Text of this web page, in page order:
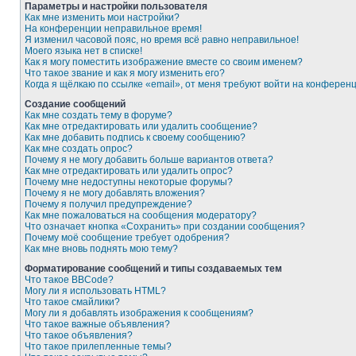
Параметры и настройки пользователя
Как мне изменить мои настройки?
На конференции неправильное время!
Я изменил часовой пояс, но время всё равно неправильное!
Моего языка нет в списке!
Как я могу поместить изображение вместе со своим именем?
Что такое звание и как я могу изменить его?
Когда я щёлкаю по ссылке «email», от меня требуют войти на
Создание сообщений
Как мне создать тему в форуме?
Как мне отредактировать или удалить сообщение?
Как мне добавить подпись к своему сообщению?
Как мне создать опрос?
Почему я не могу добавить больше вариантов ответа?
Как мне отредактировать или удалить опрос?
Почему мне недоступны некоторые форумы?
Почему я не могу добавлять вложения?
Почему я получил предупреждение?
Как мне пожаловаться на сообщения модератору?
Что означает кнопка «Сохранить» при создании сообщения?
Почему моё сообщение требует одобрения?
Как мне вновь поднять мою тему?
Форматирование сообщений и типы создаваемых тем
Что такое BBCode?
Могу ли я использовать HTML?
Что такое смайлики?
Могу ли я добавлять изображения к сообщениям?
Что такое важные объявления?
Что такое объявления?
Что такое прилепленные темы?